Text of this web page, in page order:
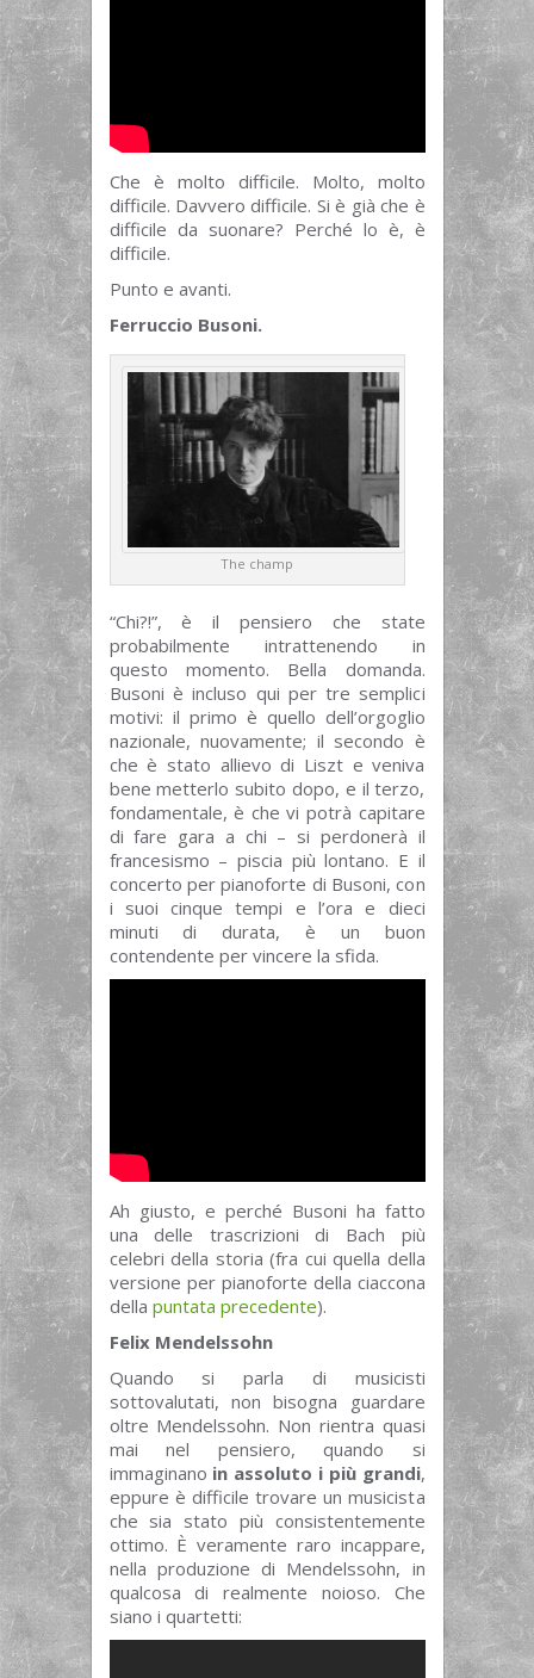
Che è molto difficile. Molto, molto
difficile. Davvero difficile. Si è già che è
difficile da suonare? Perché lo è, è
difficile.
Punto e avanti.
Ferruccio Busoni.
The champ
“Chi?!”, è il pensiero che state
probabilmente intrattenendo in
questo momento. Bella domanda.
Busoni è incluso qui per tre semplici
motivi: il primo è quello dell’orgoglio
nazionale, nuovamente; il secondo è
che è stato allievo di Liszt e veniva
bene metterlo subito dopo, e il terzo,
fondamentale, è che vi potrà capitare
di fare gara a chi – si perdonerà il
francesismo – piscia più lontano. E il
concerto per pianoforte di Busoni, con
i suoi cinque tempi e l’ora e dieci
minuti di durata, è un buon
contendente per vincere la sfida.
Ah giusto, e perché Busoni ha fatto
una delle trascrizioni di Bach più
celebri della storia (fra cui quella della
versione per pianoforte della ciaccona
della puntata precedente).
Felix Mendelssohn
Quando si parla di musicisti
sottovalutati, non bisogna guardare
oltre Mendelssohn. Non rientra quasi
mai nel pensiero, quando si
immaginano in assoluto i più grandi,
eppure è difficile trovare un musicista
che sia stato più consistentemente
ottimo. È veramente raro incappare,
nella produzione di Mendelssohn, in
qualcosa di realmente noioso. Che
siano i quartetti: